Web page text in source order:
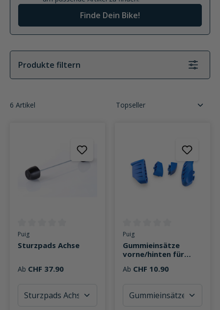
Finde Dein Bike!
Produkte filtern
6 Artikel
Durchschnittliche Bewertung von 0 von 5 Sternen
Puig
Sturzpads Achse
Ab CHF 37.90
Durchschnittliche Bewertung
Puig
Gummieinsätze
vorne/hinten für
Ab CHF 10.90